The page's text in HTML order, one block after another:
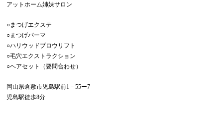
アットホーム姉妹サロン
○まつげエクステ
○まつげパーマ
○ハリウッドブロウリフト
○毛穴エクストラクション
○ヘアセット（要問合わせ）
岡山県倉敷市児島駅前1－ 55ー7
児島駅徒歩8分